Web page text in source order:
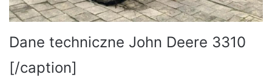
Dane techniczne John Deere 3310
[/caption]